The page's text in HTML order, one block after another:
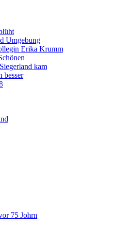
Umgebung
Erika Krumm
kam
besser
75 Johrn